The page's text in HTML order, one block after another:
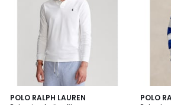
POLO RALPH LAUREN
4,5
4
POLO
2